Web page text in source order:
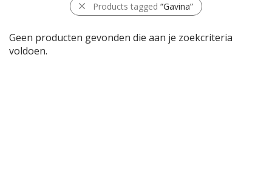
Products tagged “Gavina”
Geen producten gevonden die aan je zoekcriteria
voldoen.